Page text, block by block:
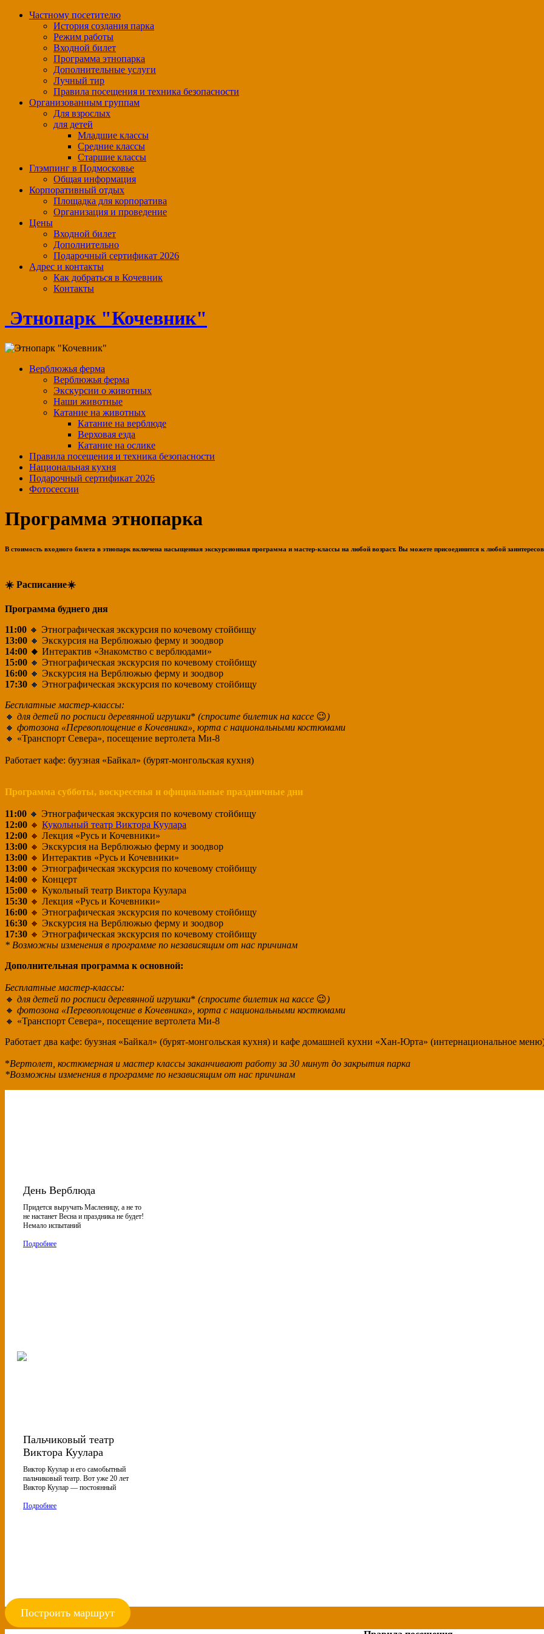
Частному посетителю
История создания парка
Режим работы
Входной билет
Программа этнопарка
Дополнительные услуги
Лучный тир
Правила посещения и техника безопасности
Организованным группам
Для взрослых
для детей
Младшие классы
Средние классы
Старшие классы
Глэмпинг в Подмосковье
Общая информация
Корпоративный отдых
Площадка для корпоратива
Организация и проведение
Цены
Входной билет
Дополнительно
Подарочный сертификат 2026
Адрес и контакты
Как добраться в Кочевник
Контакты
Этнопарк "Кочевник"
Верблюжья ферма
Верблюжья ферма
Экскурсии о животных
Наши животные
Катание на животных
Катание на верблюде
Верховая езда
Катание на ослике
Правила посещения и техника безопасности
Национальная кухня
Подарочный сертификат 2026
Фотосессии
Программа этнопарка
В стоимость входного билета в этнопарк включена насыщенная экскурсионная программа и мастер-классы на любой возраст. Вы можете присоединится к любой
☀️ Расписание☀️
Программа буднего дня
11:00 🔸 Этнографическая экскурсия по кочевому стойбищу
13:00 🔸 Экскурсия на Верблюжью ферму и зоодвор
14:00 🔸 Интерактив «Знакомство с верблюдами»
15:00 🔸 Этнографическая экскурсия по кочевому стойбищу
16:00 🔸 Экскурсия на Верблюжью ферму и зоодвор
17:30 🔸 Этнографическая экскурсия по кочевому стойбищу
Бесплатные мастер-классы:
🔸 для детей по росписи деревянной игрушки* (спросите билетик на кассе 😉)
🔸 фотозона «Перевоплощение в Кочевника», юрта с национальными костюмами
🔸 «Транспорт Севера», посещение вертолета Ми-8
Работает кафе: буузная «Байкал» (бурят-монгольская кухня)
Программа субботы, воскресенья и официальные праздничные дни
11:00 🔸 Этнографическая экскурсия по кочевому стойбищу
12:00 🔸 Кукольный театр Виктора Куулара
12:00 🔸 Лекция «Русь и Кочевники»
13:00 🔸 Экскурсия на Верблюжью ферму и зоодвор
13:00 🔸 Интерактив «Русь и Кочевники»
13:00 🔸 Этнографическая экскурсия по кочевому стойбищу
14:00 🔸 Концерт
15:00 🔸 Кукольный театр Виктора Куулара
15:30 🔸 Лекция «Русь и Кочевники»
16:00 🔸 Этнографическая экскурсия по кочевому стойбищу
16:30 🔸 Экскурсия на Верблюжью ферму и зоодвор
17:30 🔸 Этнографическая экскурсия по кочевому стойбищу
* Возможны изменения в программе по независящим от нас причинам
Дополнительная программа к основной:
Бесплатные мастер-классы:
🔸 для детей по росписи деревянной игрушки* (спросите билетик на кассе 😉)
🔸 фотозона «Перевоплощение в Кочевника», юрта с национальными костюмами
🔸 «Транспорт Севера», посещение вертолета Ми-8
Работает два кафе: буузная «Байкал» (бурят-монгольская кухня) и кафе домашней кухни «Хан-Юрта» (интернациональное
*Вертолет, костюмерная и мастер классы заканчивают работу за 30 минут до закрытия парка
*Возможны изменения в программе по независящим от нас причинам
День Верблюда
Придется выручать Масленицу, а не то
не настанет Весна и праздника не будет!
Немало испытаний
Подробнее
Пальчиковый театр
Виктора Куулара
Виктор Куулар и его самобытный
пальчиковый театр. Вот уже 20 лет
Виктор Куулар — постоянный
Подробнее
Построить маршрут